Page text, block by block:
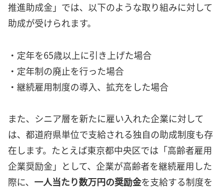
推進助成金」では、以下のような取り組みに対して
助成が受けられます。
・定年を65歳以上に引き上げた場合
・定年制の廃止を行った場合
・継続雇用制度の導入、拡充をした場合
また、シニア層を新たに雇い入れた企業に対して
は、都道府県単位で支給される独自の助成制度も存
在します。たとえば東京都中央区では「高齢者雇用
企業奨励金」として、企業が高齢者を継続雇用した
際に、 一人当たり数万円の奨励金を支給する制度を